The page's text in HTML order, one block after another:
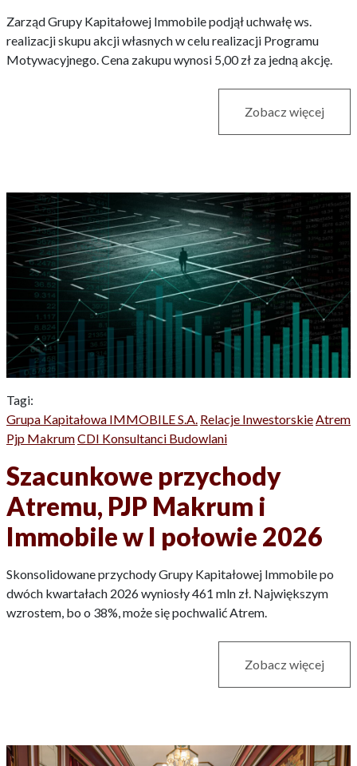
Zarząd Grupy Kapitałowej Immobile podjął uchwałę ws.
realizacji skupu akcji własnych w celu realizacji Programu
Motywacyjnego. Cena zakupu wynosi 5,00 zł za jedną akcję.
Zobacz więcej
Tagi:
Grupa Kapitałowa IMMOBILE S.A. Relacje InwestorskieAtrem
Pjp MakrumCDI Konsultanci Budowlani
Szacunkowe przychody
Atremu, PJP Makrum i
Immobile w I połowie 2026
Skonsolidowane przychody Grupy Kapitałowej Immobile po
dwóch kwartałach 2026 wyniosły 461 mln zł. Największym
wzrostem, bo o 38%, może się pochwalić Atrem.
Zobacz więcej